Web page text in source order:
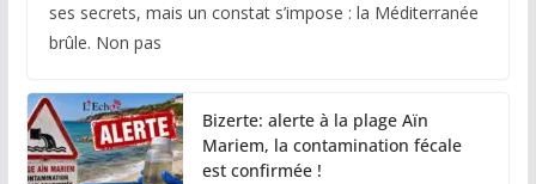
ses secrets, mais un constat s’impose : la Méditerranée
brûle. Non pas
Bizerte: alerte à la plage Aïn
Mariem, la contamination fécale
est confirmée !